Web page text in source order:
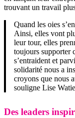
trouvant un travail
Quand les oies
Ainsi, elles vont
leur tour, elles
toujours supporter
s’entraident et
solidarité nous a
croyons que nous
souligne Lise
Des leaders